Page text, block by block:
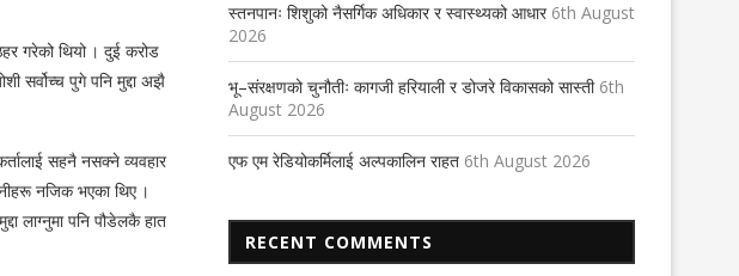
गरेको थियो । दुई करोड
सर्वोच्च पुगे पनि मुद्दा अझै
सहनै नसक्ने व्यवहार
नजिक भएका थिए ।
लाग्नुमा पनि पौडेलकै हात
स्तनपानः शिशुको नैसर्गिक अधिकार र स्वास्थ्यको आधार 6th August
2026
भू–संरक्षणको चुनौतीः कागजी हरियाली र डोजरे विकासको सास्ती 6th
August 2026
एफ एम रेडियोकर्मिलाई अल्पकालिन राहत 6th August 2026
RECENT COMMENTS